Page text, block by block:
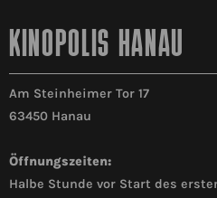
KINOPOLIS HANAU
Am Steinheimer Tor 17
63450 Hanau
Öffnungszeiten:
Halbe Stunde vor Start des